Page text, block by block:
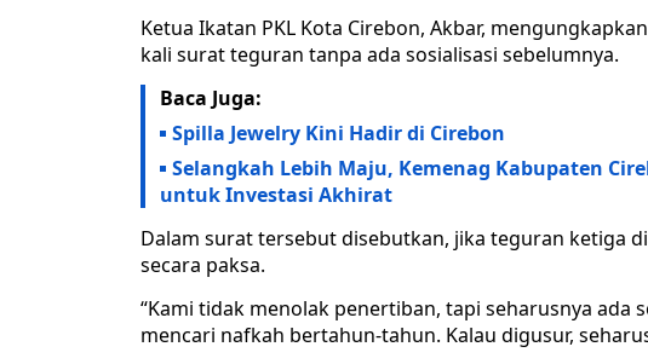
Ketua Ikatan PKL Kota Cirebon, Akbar,
kali surat teguran tanpa ada sosialisasi sebelumnya.
Baca Juga:
Spilla Jewelry Kini Hadir di Cirebon
Selangkah Lebih Maju, Kemenag Kabupaten
untuk Investasi Akhirat
Dalam surat tersebut disebutkan, jika teguran ketiga
secara paksa.
“Kami tidak menolak penertiban, tapi seharusnya ada
mencari nafkah bertahun-tahun. Kalau digusur,